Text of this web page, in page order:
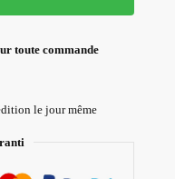
toute commande
le jour même